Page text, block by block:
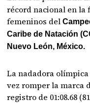
récord nacional en la
femeninos del
Caribe de Natación
Nuevo León, México.
La nadadora
vez romper la marca
registro de 01:08.68